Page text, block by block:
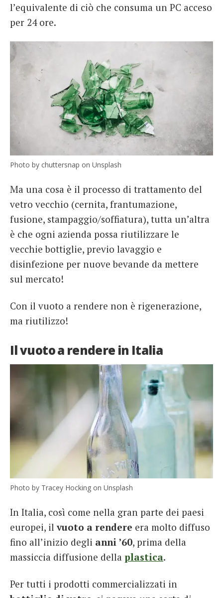
l’equivalente di ciò che consuma un PC acceso
per 24 ore.
Photo by chuttersnap on Unsplash
Ma una cosa è il processo di trattamento del
vetro vecchio (cernita, frantumazione,
fusione, stampaggio/soffiatura), tutta un’altra
è che ogni azienda possa riutilizzare le
vecchie bottiglie, previo lavaggio e
disinfezione per nuove bevande da mettere
sul mercato!
Con il vuoto a rendere non è rigenerazione,
ma riutilizzo!
Il vuoto a rendere in Italia
Photo by Tracey Hocking on Unsplash
In Italia, così come nella gran parte dei paesi
europei, ilvuoto a rendere era molto diffuso
fino all’inizio degli anni ’60, prima della
massiccia diffusione della plastica.
Per tutti i prodotti commercializzati in